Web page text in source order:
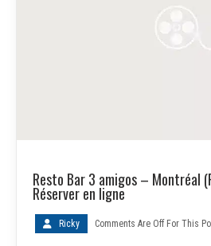
Resto Bar 3 amigos – Montréal
Réserver en ligne
Ricky Comments Are Off For This